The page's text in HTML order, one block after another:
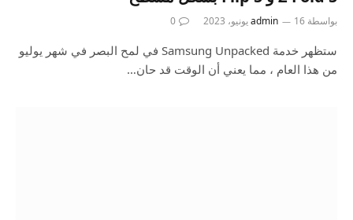
بواسطة admin 16 يونيو، 2023 0
ستظهر خدمة Samsung Unpacked في لمح البصر في شهر يوليو
من هذا العام ، مما يعني أن الوقت قد حان…